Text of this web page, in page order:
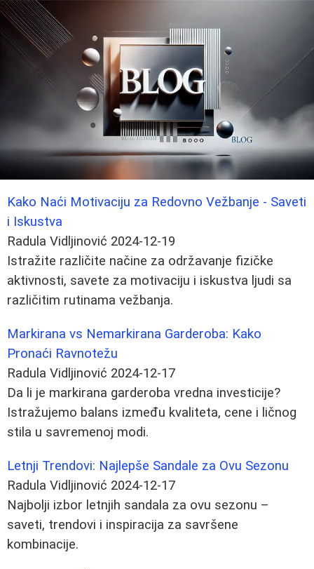
Kako Naći Motivaciju za Redovno Vežbanje - Saveti
i Iskustva
Radula Vidljinović 2024-12-19
Istražite različite načine za održavanje fizičke
aktivnosti, savete za motivaciju i iskustva ljudi sa
različitim rutinama vežbanja.
Markirana vs Nemarkirana Garderoba: Kako
Pronaći Ravnotežu
Radula Vidljinović 2024-12-17
Da li je markirana garderoba vredna investicije?
Istražujemo balans između kvaliteta, cene i ličnog
stila u savremenoj modi.
Letnji Trendovi: Najlepše Sandale za Ovu Sezonu
Radula Vidljinović 2024-12-17
Najbolji izbor letnjih sandala za ovu sezonu –
saveti, trendovi i inspiracija za savršene
kombinacije.